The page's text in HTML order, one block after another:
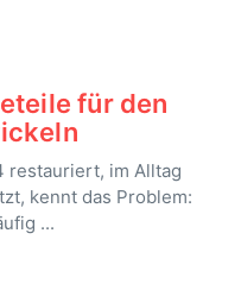
für den
restauriert, im Alltag
kennt das Problem:
...